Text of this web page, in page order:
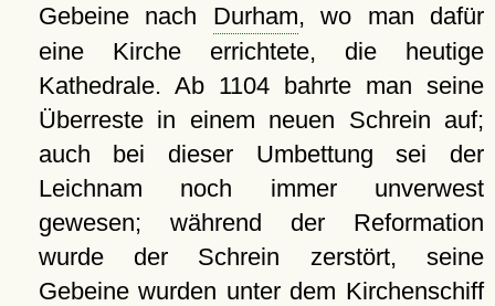
Gebeine nach Durham, wo man dafür
eine Kirche errichtete, die heutige
Kathedrale. Ab 1104 bahrte man seine
Überreste in einem neuen Schrein auf;
auch bei dieser Umbettung sei der
Leichnam noch immer unverwest
gewesen; während der Reformation
wurde der Schrein zerstört, seine
Gebeine wurden unter dem Kirchenschiff